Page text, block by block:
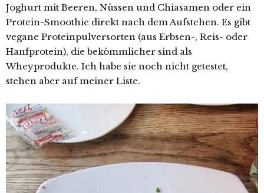
Joghurt mit Beeren, Nüssen und Chiasamen oder ein
Protein-Smoothie direkt nach dem Aufstehen. Es gibt
vegane Proteinpulversorten (aus Erbsen-, Reis- oder
Hanfprotein), die bekömmlicher sind als
Wheyprodukte. Ich habe sie noch nicht getestet,
stehen aber auf meiner Liste.